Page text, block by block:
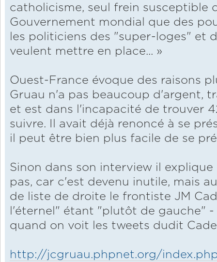
catholicisme, seul frein susceptible
Gouvernement mondial que des
les politiciens des "super-loges" et
veulent mettre en place... »
Ouest-France évoque des raisons
Gruau n'a pas beaucoup d'argent,
et est dans l'incapacité de trouver
suivre. Il avait déjà renoncé à se
il peut être bien plus facile de se
Sinon dans son interview il
pas, car c'est devenu inutile, mais
de liste de droite le frontiste JM
l'éternel" étant "plutôt de gauche" -
quand on voit les tweets dudit
http://jcgruau.phpnet.org/